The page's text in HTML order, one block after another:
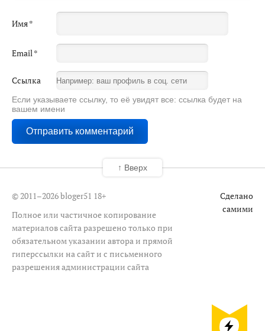
Имя*
Email *
Ссылка
Если указываете ссылку, то её увидят все: ссылка будет на
вашем имени
© 2011–2026 bloger51 18+
Полное или частичное копирование
материалов сайта разрешено только при
обязательном указании автора и прямой
гиперссылки на сайт и с письменного
разрешения администрации сайта
Сделано
самими
↑ Вверх